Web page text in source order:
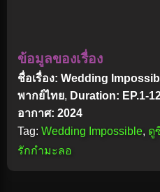
ข้อมูลของเรื่อง
ชื่อเรื่อง: Wedding
พากย์ไทย, Duration: EP.1-
อากาศ: 2024
Tag: Wedding Impossible, ดู
รักกำมะลอ